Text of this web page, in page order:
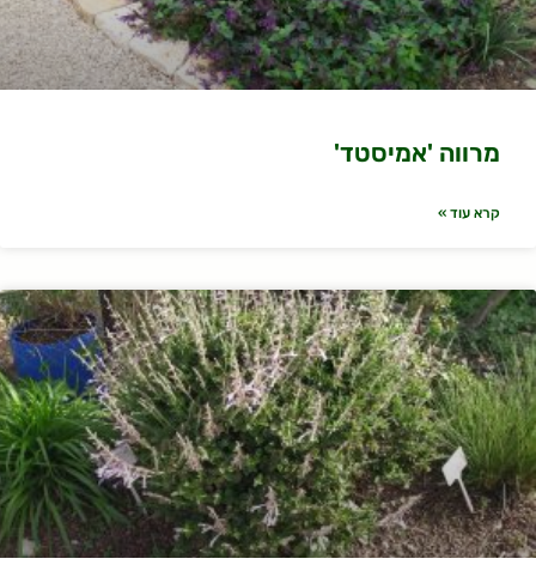
מרווה 'אמיסטד'
קרא עוד »